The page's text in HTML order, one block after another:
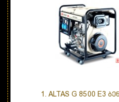
1. ALTAS G 8500 E3